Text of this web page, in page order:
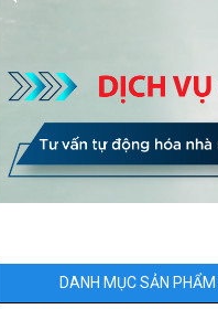
DANH MỤC SẢN PHẨM